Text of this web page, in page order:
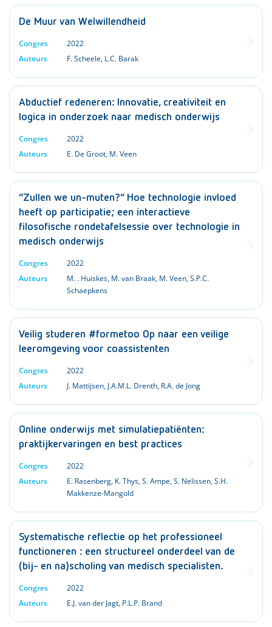
De Muur van Welwillendheid
Congres
2022
Auteurs
F. Scheele, L.C. Barak
Abductief redeneren: Innovatie, creativiteit en
logica in onderzoek naar medisch onderwijs
Congres
2022
Auteurs
E. De Groot, M. Veen
“Zullen we un-muten?” Hoe technologie invloed
heeft op participatie; een interactieve
filosofische rondetafelsessie over technologie in
medisch onderwijs
Congres
2022
Auteurs
M. . Huiskes, M. van Braak, M. Veen,S.P.C.
Schaepkens
Veilig studeren #formetoo Op naar een veilige
leeromgeving voor coassistenten
Congres
2022
Auteurs
J. Mattijsen, J.A.M.L. Drenth, R.A. de Jong
Online onderwijs met simulatiepatiënten:
praktijkervaringen en best practices
Congres
2022
Auteurs
E. Rasenberg, K. Thys,S. Ampe,S. Nelissen,S.H.
Makkenze-Mangold
Systematische reflectie op het professioneel
functioneren : een structureel onderdeel van de
(bij- en na)scholing van medisch specialisten.
Congres
2022
Auteurs
E.J. van der Jagt, P.L.P. Brand